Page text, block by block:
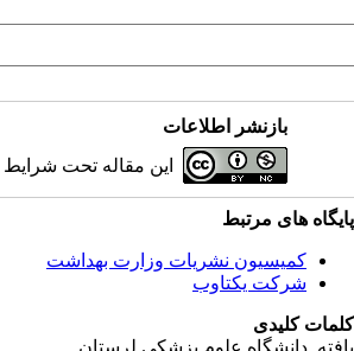
بازنشر اطلاعات
این مقاله تحت شرایط
پایگاه های مرتبط
کمیسیون نشریات وزارت بهداشت
شرکت یکتاوب
کلمات کلیدی
یافته , دانشگاه علوم پزشکی لرستان